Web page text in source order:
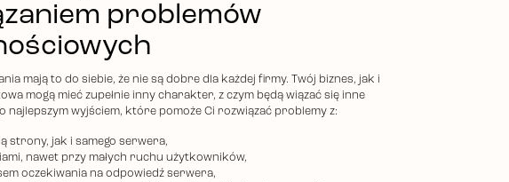
problemów
mają to do siebie, że nie są dobre dla każdej firmy. Twój biznes, jak i
mogą mieć zupełnie inny charakter, z czym będą wiązać się inne
najlepszym wyjściem, które pomoże Ci rozwiązać problemy z:
strony, jak i samego serwera,
nawet przy małych ruchu użytkowników,
oczekiwania na odpowiedź serwera,